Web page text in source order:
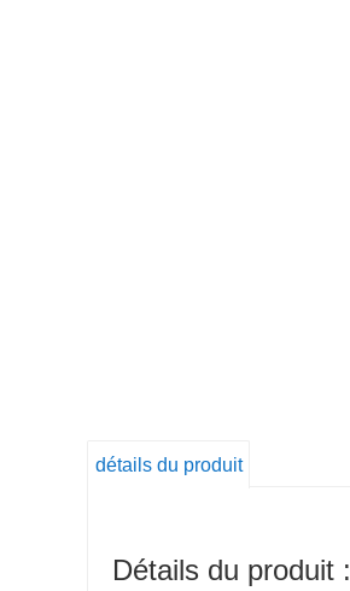
détails du produit
Détails du produit